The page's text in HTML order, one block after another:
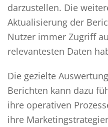
darzustellen. Die
Aktualisierung der
Nutzer immer Zugriff
relevantesten Daten
Die gezielte
Berichten kann dazu
ihre operativen
ihre